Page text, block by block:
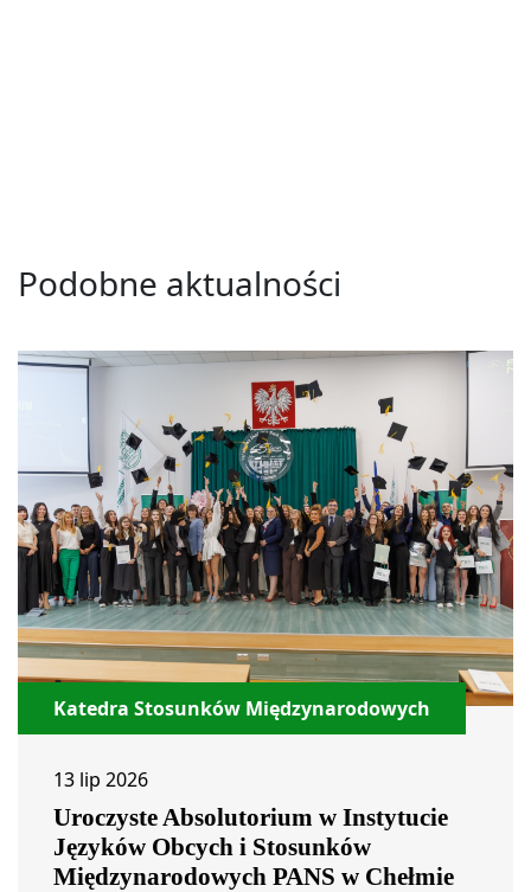
Podobne aktualności
Katedra Stosunków Międzynarodowych
13 lip 2026
Uroczyste Absolutorium w Instytucie
Języków Obcych i Stosunków
Międzynarodowych PANS w Chełmie